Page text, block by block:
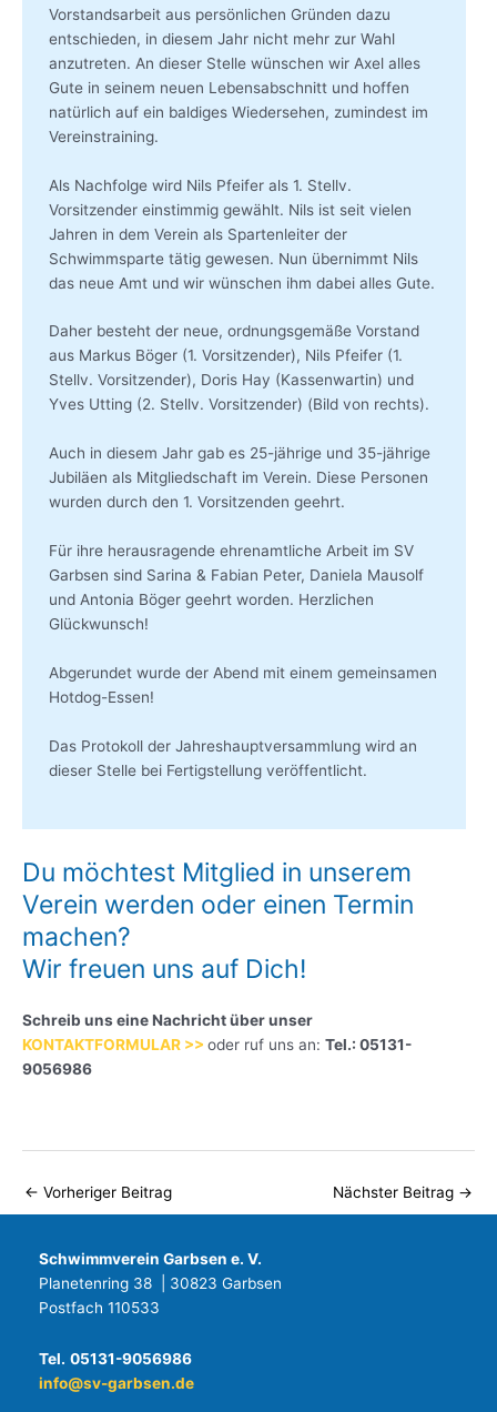
Vorstandsarbeit aus persönlichen Gründen dazu
entschieden, in diesem Jahr nicht mehr zur Wahl
anzutreten. An dieser Stelle wünschen wir Axel alles
Gute in seinem neuen Lebensabschnitt und hoffen
natürlich auf ein baldiges Wiedersehen, zumindest im
Vereinstraining.
Als Nachfolge wird Nils Pfeifer als 1. Stellv.
Vorsitzender einstimmig gewählt. Nils ist seit vielen
Jahren in dem Verein als Spartenleiter der
Schwimmsparte tätig gewesen. Nun übernimmt Nils
das neue Amt und wir wünschen ihm dabei alles Gute.
Daher besteht der neue, ordnungsgemäße Vorstand
aus Markus Böger (1. Vorsitzender), Nils Pfeifer (1.
Stellv. Vorsitzender), Doris Hay (Kassenwartin) und
Yves Utting (2. Stellv. Vorsitzender) (Bild von rechts).
Auch in diesem Jahr gab es 25-jährige und 35-jährige
Jubiläen als Mitgliedschaft im Verein. Diese Personen
wurden durch den 1. Vorsitzenden geehrt.
Für ihre herausragende ehrenamtliche Arbeit im SV
Garbsen sind Sarina & Fabian Peter, Daniela Mausolf
und Antonia Böger geehrt worden. Herzlichen
Glückwunsch!
Abgerundet wurde der Abend mit einem gemeinsamen
Hotdog-Essen!
Das Protokoll der Jahreshauptversammlung wird an
dieser Stelle bei Fertigstellung veröffentlicht.
Du möchtest Mitglied in unserem
Verein werden oder einen Termin
machen?
Wir freuen uns auf Dich!
Schreib uns eine Nachricht über unser
KONTAKTFORMULAR >> oder ruf uns an: Tel.: 05131-
9056986
← Vorheriger Beitrag Nächster Beitrag →
Schwimmverein Garbsen e. V.
Planetenring 38 | 30823 Garbsen
Postfach 110533
Tel. 05131-9056986
info@sv-garbsen.de